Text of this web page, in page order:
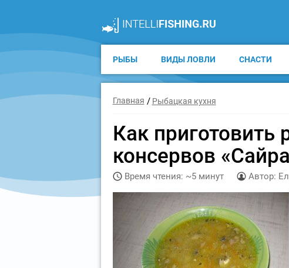
РЫБЫ ВИДЫ ЛОВЛИ СНАСТИ
Главная Рыбацкая кухня
Как приготовить
консервов
Время чтения: ~5 минут Автор: